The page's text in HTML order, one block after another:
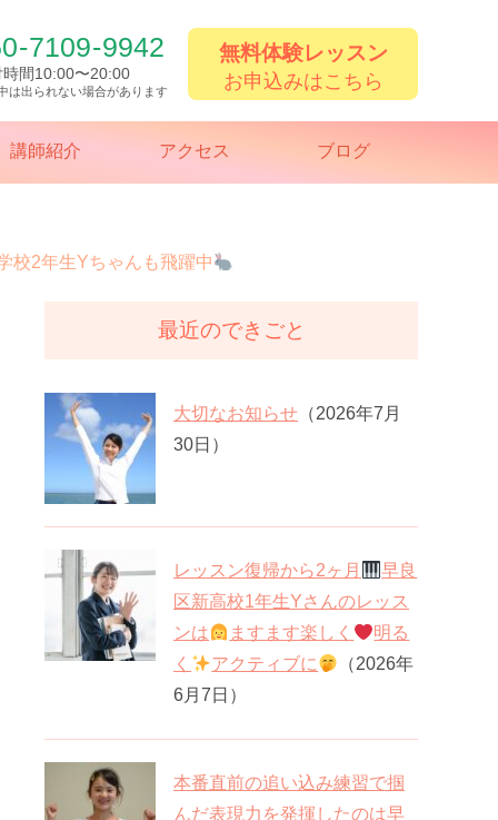
-7109-9942
時間10:00〜20:00
は出られない場合があります
無料体験レッスン
お申込みはこちら
講師紹介 アクセス ブログ
校2年生Yちゃんも飛躍中
最近のできごと
大切なお知らせ （2026年7月
30日）
レッスン復帰から2ヶ月
早良
区新高校1年生Yさんのレッス
ンは
ますます楽しく
明る
く
アクティブに
（2026年
6月7日）
本番直前の追い込み練習で掴
んだ表現力を発揮したのは早